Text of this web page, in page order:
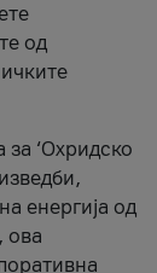
од
‘Охридско
енергија од
ова